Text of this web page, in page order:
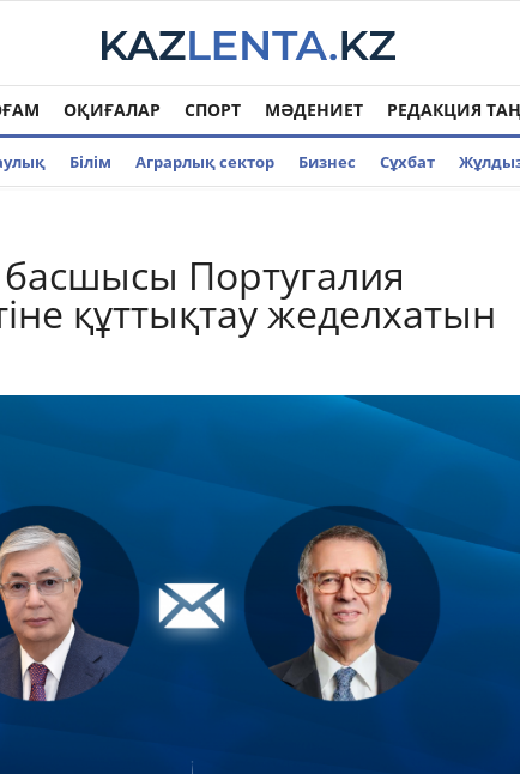
ОҚИҒАЛАР СПОРТ МӘДЕНИЕТ РЕДАКЦИЯ
Білім Аграрлық сектор Бизнес Cұхбат
Португалия
құттықтау жеделхатын